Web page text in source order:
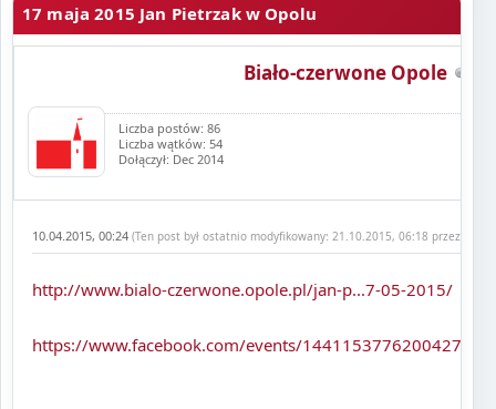
17 maja 2015 Jan Pietrzak w Opolu
Biało-czerwone Opole
Liczba postów: 86
Liczba wątków: 54
Dołączył: Dec 2014
10.04.2015, 00:24 (Ten post był ostatnio modyfikowany: 21.10.2015, 06:18 przez
http://www.bialo-czerwone.opole.pl/jan-p...7-05-2015/
https://www.facebook.com/events/1441153776200427/